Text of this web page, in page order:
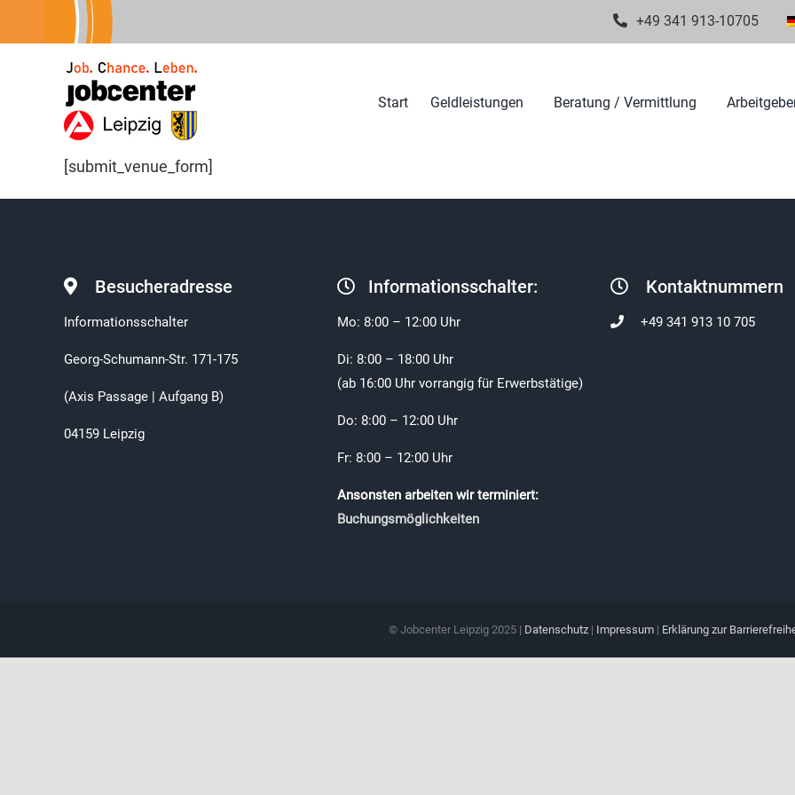
Inhalt
+49 341 913-10705
Start Geldleistungen Beratung / Vermittlung
[submit_venue_form]
Besucheradresse
Informationsschalter
Georg-Schumann-Str. 171-175
(Axis Passage | Aufgang B)
04159 Leipzig
Informationsschalter:
Mo: 8:00 – 12:00 Uhr
Di: 8:00 – 18:00 Uhr
(ab 16:00 Uhr vorrangig für Erwerbstätige)
Do: 8:00 – 12:00 Uhr
Fr: 8:00 – 12:00 Uhr
Ansonsten arbeiten wir terminiert:
Buchungsmöglichkeiten
Kontaktnummern
+49 341 913 10 705
© Jobcenter Leipzig 2025 | Datenschutz | Impressum | Erklärung zur